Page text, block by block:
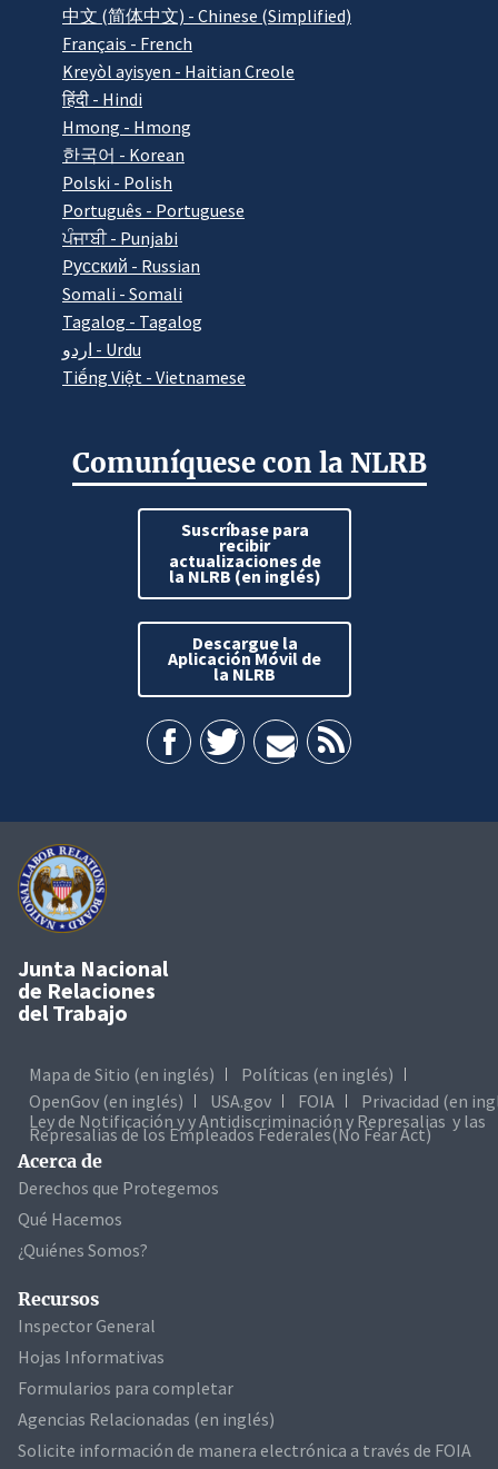
中文 (简体中文) - Chinese (Simplified)
Français - French
Kreyòl ayisyen - Haitian Creole
हिंदी - Hindi
Hmong - Hmong
한국어 - Korean
Polski - Polish
Português - Portuguese
ਪੰਜਾਬੀ - Punjabi
Pусский - Russian
Somali - Somali
Tagalog - Tagalog
اردو - Urdu
Tiếng Việt - Vietnamese
Comuníquese con la NLRB
Suscríbase para
recibir
actualizaciones de
la NLRB (en inglés)
Descargue la
Aplicación Móvil de
la NLRB
Junta Nacional
de Relaciones
del Trabajo
Mapa de Sitio (en inglés)
Políticas (en inglés)
OpenGov (en inglés)
USA.gov FOIA
Privacidad (en
Ley de Notificación y y Antidiscriminación y Represalias y las
Represalias de los Empleados Federales(No Fear Act)
Acerca de
Derechos que Protegemos
Qué Hacemos
¿Quiénes Somos?
Recursos
Inspector General
Hojas Informativas
Formularios para completar
Agencias Relacionadas (en inglés)
Solicite información de manera electrónica a través de FOIA